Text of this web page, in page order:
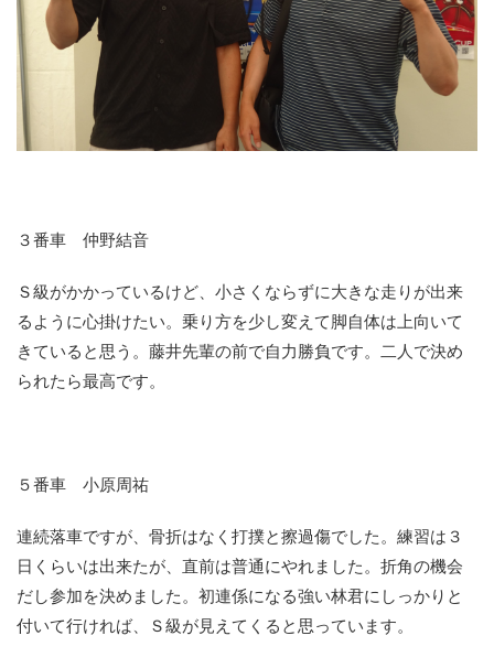
３番車 仲野結音
Ｓ級がかかっているけど、小さくならずに大きな走りが出来
るように心掛けたい。乗り方を少し変えて脚自体は上向いて
きていると思う。藤井先輩の前で自力勝負です。二人で決め
られたら最高です。
５番車 小原周祐
連続落車ですが、骨折はなく打撲と擦過傷でした。練習は３
日くらいは出来たが、直前は普通にやれました。折角の機会
だし参加を決めました。初連係になる強い林君にしっかりと
付いて行ければ、Ｓ級が見えてくると思っています。